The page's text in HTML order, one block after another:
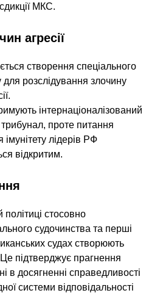
МКС.
агресії
створення спеціального
для розслідування злочину
інтернаціоналізований
трибунал, проте питання
лідерів РФ
відкритим.
стосовно
судочинства та перші
судах створюють
підтверджує прагнення
в досягненні справедливості
системи відповідальності